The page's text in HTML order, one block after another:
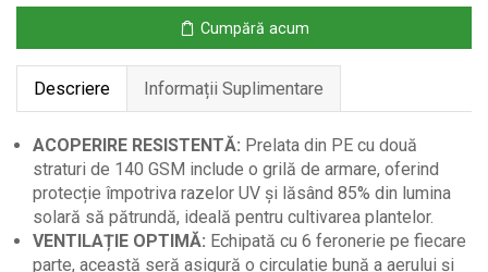
Feronerie
și
Ușă
Rulabilă,
4x3x2
m,
Albă
Cumpără acum
Descriere Informații Suplimentare
ACOPERIRE RESISTENTĂ: Prelata din PE cu două
straturi de 140 GSM include o grilă de armare, oferind
protecție împotriva razelor UV și lăsând 85% din lumina
solară să pătrundă, ideală pentru cultivarea plantelor.
VENTILAȚIE OPTIMĂ: Echipată cu 6 feronerie pe fiecare
parte, această seră asigură o circulație bună a aerului și